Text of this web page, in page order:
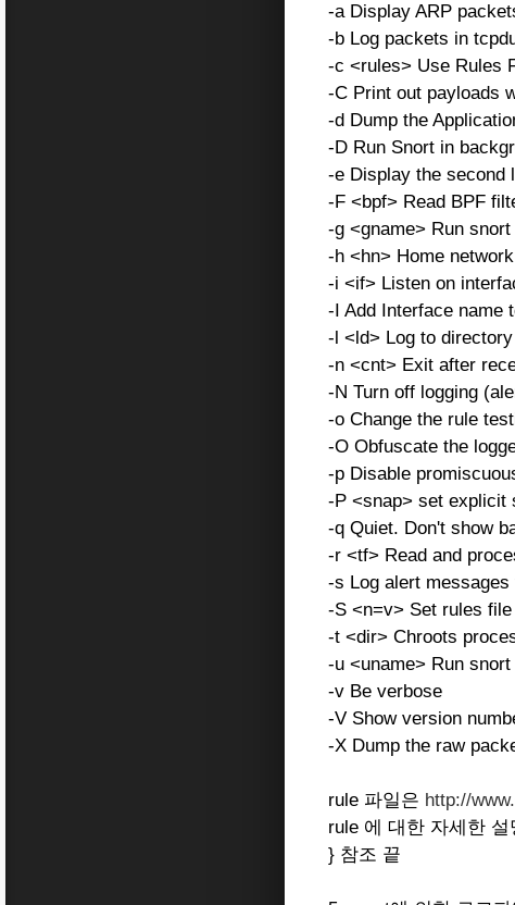
-a Display ARP
-b Log packets in
-c <rules> Use Rules
-C Print out payloads
-d Dump the
-D Run Snort in
-e Display the second
-F <bpf> Read BPF
-g <gname> Run
-h <hn> Home
-i <if> Listen on
-I Add Interface name
-l <ld> Log to
-n <cnt> Exit after
-N Turn off logging
-o Change the rule
-O Obfuscate the
-p Disable
-P <snap> set explicit
-q Quiet. Don't show
-r <tf> Read and
-s Log alert
-S <n=v> Set rules
-t <dir> Chroots
-u <uname> Run
-v Be verbose
-V Show version
-X Dump the raw
rule 파일은 http://
rule 에 대한 자세한 설
} 참조 끝